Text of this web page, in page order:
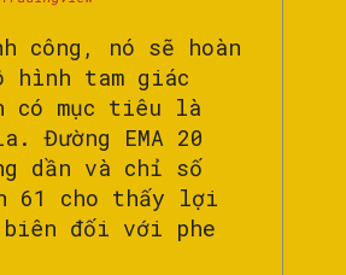
công, nó sẽ hoàn
hình tam giác
có mục tiêu là
Đường EMA 20
dần và chỉ số
61 cho thấy lợi
đối với phe